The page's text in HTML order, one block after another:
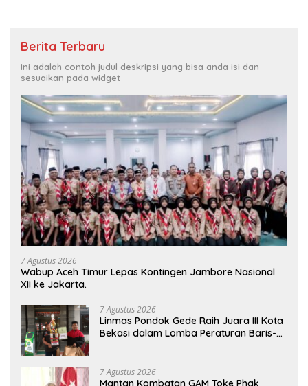
Berita Terbaru
Ini adalah contoh judul deskripsi yang bisa anda isi dan
sesuaikan pada widget
7 Agustus 2026
Wabup Aceh Timur Lepas Kontingen Jambore Nasional
XII ke Jakarta.
7 Agustus 2026
Linmas Pondok Gede Raih Juara III Kota
Bekasi dalam Lomba Peraturan Baris-
7 Agustus 2026
Mantan Kombatan GAM Toke Phak